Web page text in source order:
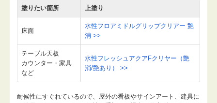
塗りたい箇所 上塗り
床面
水性フロアミドルグリップクリアー 艶
消 >>
テーブル天板
カウンター・家具
など
水性フレッシュアクアFクリヤー（艶
消/艶あり） >>
耐候性にすぐれているので、屋外の看板やサインアート、建具に